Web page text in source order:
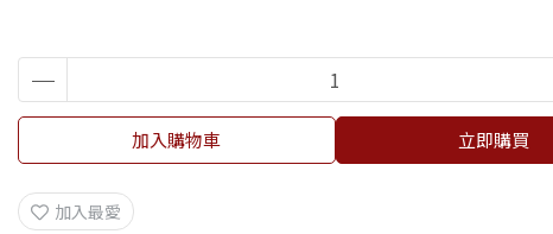
加入購物車 立即購買
加入最愛